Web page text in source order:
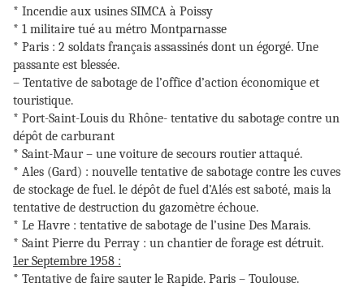
* Incendie aux usines SIMCA à Poissy
* 1 militaire tué au métro Montparnasse
* Paris : 2 soldats français assassinés dont un égorgé. Une
passante est blessée.
– Tentative de sabotage de l’office d’action économique et
touristique.
* Port-Saint-Louis du Rhône- tentative du sabotage contre un
dépôt de carburant
* Saint-Maur – une voiture de secours routier attaqué.
* Ales (Gard) : nouvelle tentative de sabotage contre les cuves
de stockage de fuel. le dépôt de fuel d’Alés est saboté, mais la
tentative de destruction du gazomètre échoue.
* Le Havre : tentative de sabotage de l’usine Des Marais.
* Saint Pierre du Perray : un chantier de forage est détruit.
1er Septembre 1958 :
* Tentative de faire sauter le Rapide. Paris – Toulouse.